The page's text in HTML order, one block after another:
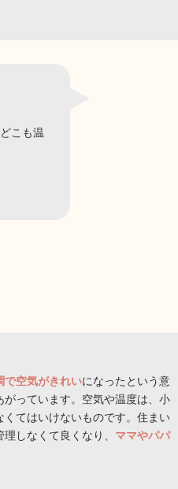
こも温
で空気がきれいになったという意
がっています。空気や温度は、小
てはいけないものです。住まい
しなくて良くなり、 ママやパパ